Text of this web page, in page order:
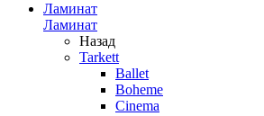
Ламинат
Ламинат
Назад
Tarkett
Ballet
Boheme
Cinema